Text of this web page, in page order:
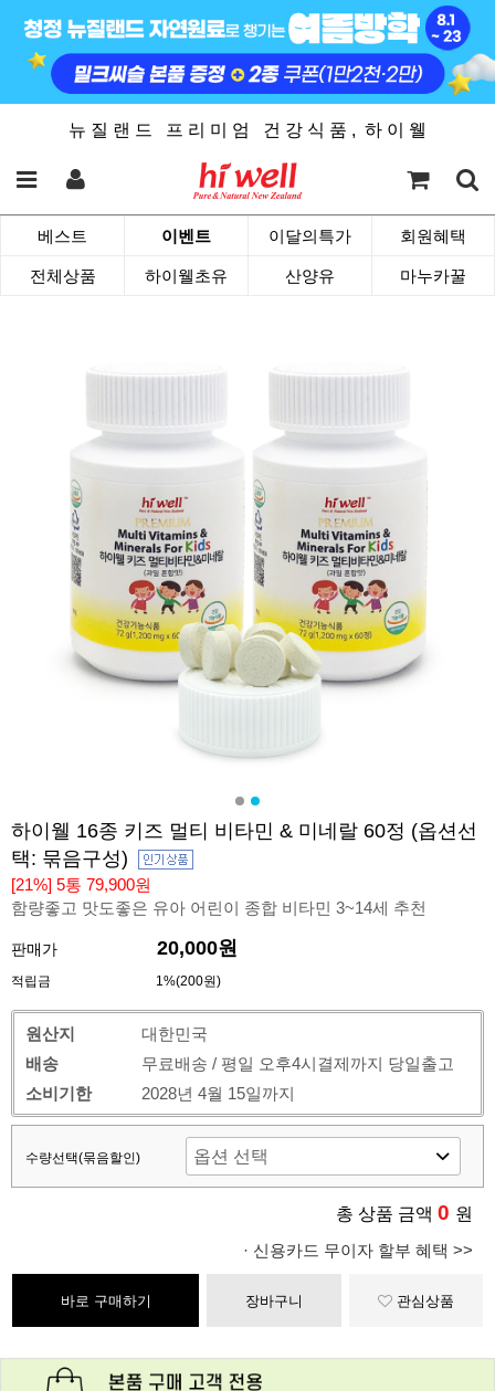
뉴 질 랜 드 프 리 미 엄 건 강 식 품 , 하 이 웰
베스트 이벤트 이달의특가 회원혜택
전체상품 하이웰초유 산양유 마누카꿀
하이웰 16종 키즈 멀티 비타민 & 미네랄 60정 (옵션선
택: 묶음구성)
[21%] 5통 79,900원
함량좋고 맛도좋은 유아 어린이 종합 비타민 3~14세 추천
판매가 20,000원
적립금 1%(200원)
원산지
대한민국
배송
무료배송 / 평일 오후4시결제까지 당일출고
소비기한
2028년 4월 15일까지
수량선택(묶음할인)
총 상품 금액 0 원
· 신용카드 무이자 할부 혜택 >>
바로 구매하기 장바구니 관심상품